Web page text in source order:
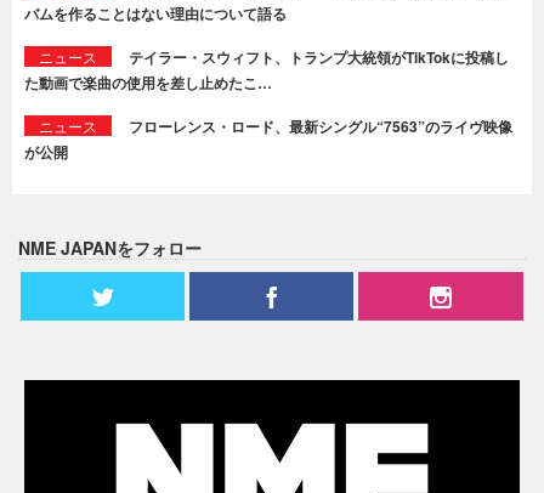
バムを作ることはない理由について語る
ニュース
テイラー・スウィフト、トランプ大統領がTikTokに投稿し
た動画で楽曲の使用を差し止めたこ…
ニュース
フローレンス・ロード、最新シングル“7563”のライヴ映像
が公開
NME JAPANをフォロー